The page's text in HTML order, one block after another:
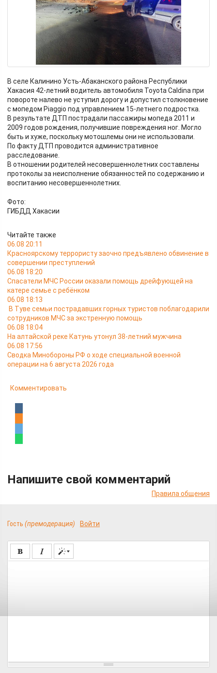
В селе Калинино Усть-Абаканского района Республики
Хакасия 42-летний водитель автомобиля Toyota Caldina при
повороте налево не уступил дорогу и допустил столкновение
с мопедом Piaggio под управлением 15-летнего подростка.
В результате ДТП пострадали пассажиры мопеда 2011 и
2009 годов рождения, получившие повреждения ног. Могло
быть и хуже, поскольку мотошлемы они не использовали.
По факту ДТП проводится административное
расследование.
В отношении родителей несовершеннолетних составлены
протоколы за неисполнение обязанностей по содержанию и
воспитанию несовершеннолетних.
Фото:
ГИБДД Хакасии
Читайте также
06.08 20:11
Красноярскому террористу заочно предъявлено обвинение в
совершении преступлений
06.08 18:20
Спасатели МЧС России оказали помощь дрейфующей на
катере семье с ребёнком
06.08 18:13
В Туве семьи пострадавших горных туристов поблагодарили
сотрудников МЧС за экстренную помощь
06.08 18:04
На алтайской реке Катунь утонул 38-летний мужчина
06.08 17:56
Сводка Минобороны РФ о ходе специальной военной
операции на 6 августа 2026 года
Комментировать
Напишите свой комментарий
Правила общения
Гость (премодерация) Войти